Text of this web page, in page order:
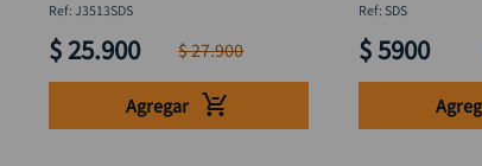
: J3513SDS
$ 25.900 $27.900
Agregar
: SDS
$5900